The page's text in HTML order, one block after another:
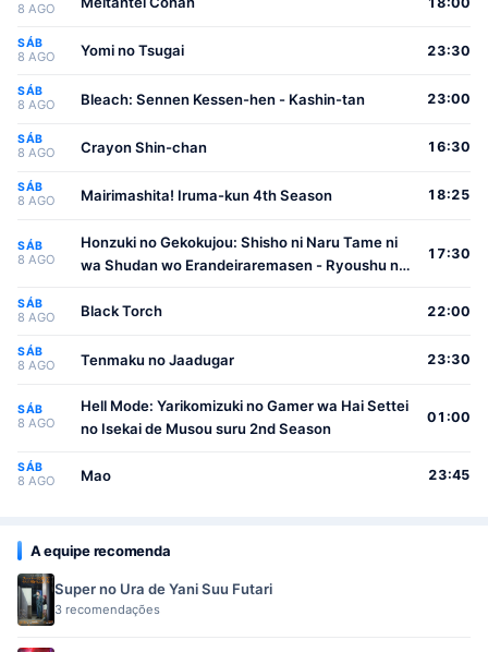
8 AGO
SÁB
8 AGO Yomi no Tsugai 23:30
SÁB
8 AGO Bleach: Sennen Kessen-hen - Kashin-tan 23:00
SÁB
8 AGO Crayon Shin-chan 16:30
SÁB
8 AGO Mairimashita! Iruma-kun 4th Season 18:25
SÁB
8 AGO
Honzuki no Gekokujou: Shisho ni Naru Tame ni
wa Shudan wo Erandeiraremasen - Ryoushu no
17:30
SÁB
8 AGO Black Torch 22:00
SÁB
8 AGO Tenmaku no Jaadugar 23:30
SÁB
8 AGO
Hell Mode: Yarikomizuki no Gamer wa Hai Settei
no Isekai de Musou suru 2nd Season
01:00
SÁB
8 AGO Mao 23:45
A equipe recomenda
Super no Ura de Yani Suu Futari
3 recomendações